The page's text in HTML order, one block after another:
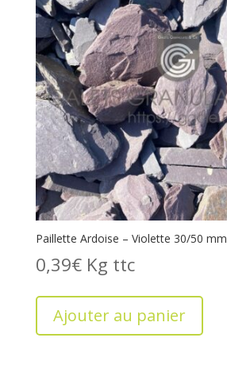
Paillette Ardoise – Violette 30/50 mm
0,39€ Kg
Ajouter au panier